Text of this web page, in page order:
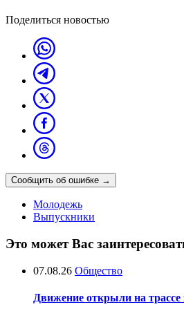
Поделиться новостью
Сообщить об ошибке →
Молодежь
Выпускники
Это может Вас
07.08.26 Общество
Движение открыли на трассе